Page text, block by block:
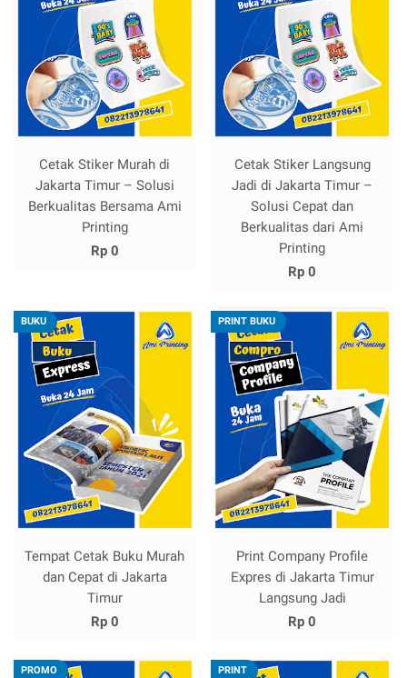
Cetak Stiker Murah di
Jakarta Timur – Solusi
Berkualitas Bersama Ami
Printing
Rp 0
Cetak Stiker Langsung
Jadi di Jakarta Timur –
Solusi Cepat dan
Berkualitas dari Ami
Printing
Rp 0
Tempat Cetak Buku Murah
dan Cepat di Jakarta
Timur
Rp 0
BUKU
Print Company Profile
Expres di Jakarta Timur
Langsung Jadi
Rp 0
PRINT BUKU
PROMO PRINT